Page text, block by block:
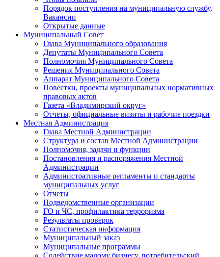
Порядок поступления на муниципальную службу,
Вакансии
Открытые данные
Муниципальный Совет
Глава Муниципального образования
Депутаты Муниципального Совета
Полномочия Муниципального Совета
Решения Муниципального Совета
Аппарат Муниципального Совета
Повестки, проекты муниципальных нормативных
правовых актов
Газета «Владимирский округ»
Отчеты, официальные визиты и рабочие поездки
Местная Администрация
Глава Местной Администрации
Структура и состав Местной Администрации
Полномочия, задачи и функции
Постановления и распоряжения Местной
Администрации
Административные регламенты и стандарты
муниципальных услуг
Отчеты
Подведомственные организации
ГО и ЧС, профилактика терроризма
Результаты проверок
Статистическая информация
Муниципальный заказ
Муниципальные программы
Содействие малому бизнесу, потребительский